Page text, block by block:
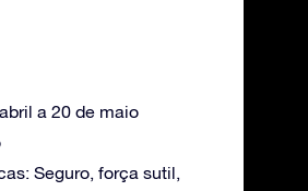
a 20 de maio
Seguro, força sutil,